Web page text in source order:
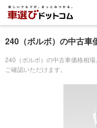
240（ボルボ）の中古車
240（ボルボ）の中古車価格相
ご確認いただけます。